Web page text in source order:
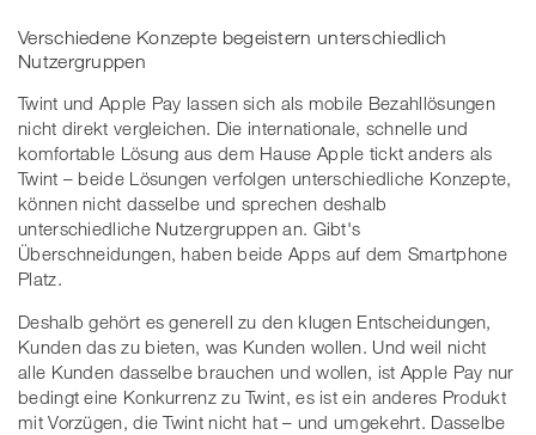
Verschiedene Konzepte begeistern unterschiedlich
Nutzergruppen
Twint und Apple Pay lassen sich als mobile Bezahllösungen
nicht direkt vergleichen. Die internationale, schnelle und
komfortable Lösung aus dem Hause Apple tickt anders als
Twint – beide Lösungen verfolgen unterschiedliche Konzepte,
können nicht dasselbe und sprechen deshalb
unterschiedliche Nutzergruppen an. Gibt's
Überschneidungen, haben beide Apps auf dem Smartphone
Platz.
Deshalb gehört es generell zu den klugen Entscheidungen,
Kunden das zu bieten, was Kunden wollen. Und weil nicht
alle Kunden dasselbe brauchen und wollen, ist Apple Pay nur
bedingt eine Konkurrenz zu Twint, es ist ein anderes Produkt
mit Vorzügen, die Twint nicht hat – und umgekehrt. Dasselbe